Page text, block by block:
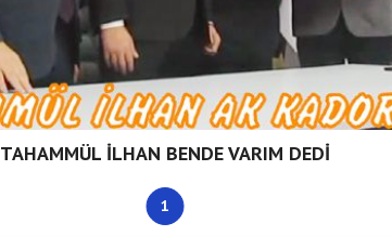
TAHAMMÜL İLHAN BENDE VARIM DEDİ
1